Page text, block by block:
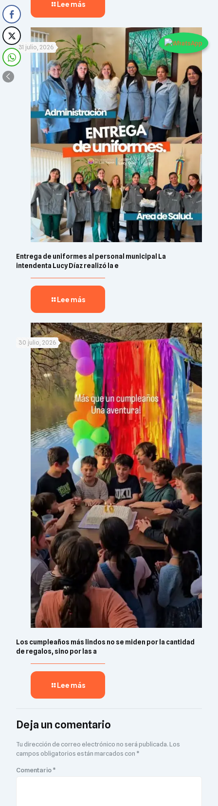
Lee más
31 julio, 2026
Entrega de uniformes al personal municipal La
intendenta Lucy Díaz realizó la e
Lee más
30 julio, 2026
Los cumpleaños más lindos no se miden por la cantidad
de regalos, sino por las a
Lee más
Deja un comentario
Tu dirección de correo electrónico no será publicada.Los
campos obligatorios están marcados con *
Comentario*